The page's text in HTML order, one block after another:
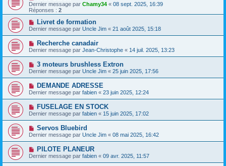
Dernier message par Chamy34 « 08 sept. 2025, 16:39
Réponses : 2
Livret de formation
Dernier message par Uncle Jim « 21 août 2025, 15:18
Recherche canadair
Dernier message par Jean-Christophe « 14 juil. 2025, 13:23
3 moteurs brushless Extron
Dernier message par Uncle Jim « 25 juin 2025, 17:56
DEMANDE ADRESSE
Dernier message par fabien « 23 juin 2025, 12:24
FUSELAGE EN STOCK
Dernier message par fabien « 15 juin 2025, 17:02
Servos Bluebird
Dernier message par Uncle Jim « 08 mai 2025, 16:42
PILOTE PLANEUR
Dernier message par fabien « 09 avr. 2025, 11:57